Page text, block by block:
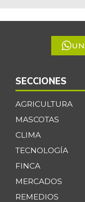
5
SECCIONES
AGRICULTURA
MASCOTAS
CLIMA
TECNOLOGÍA
FINCA
MERCADOS
REMEDIOS